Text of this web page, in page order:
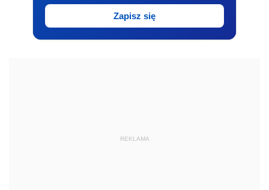
Zapisz się
REKLAMA